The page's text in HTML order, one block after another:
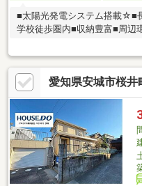
■太陽光発電システム搭載☆■
学校徒歩圏内■収納豊富■周辺
愛知県安城市桜井